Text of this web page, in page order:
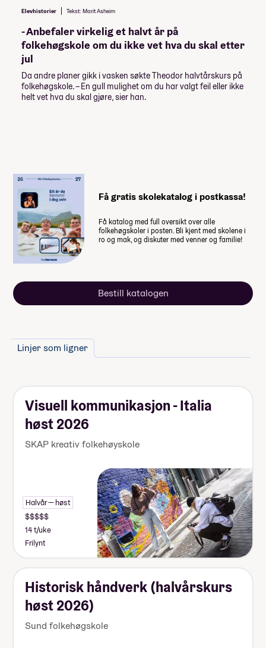
Beach & Volleyball, haust 2026
Volleyball Adventure, haust 2026
E-sport Aktiv, haust 2026
Volleyball Adventure, vår 2027
E-sport Aktiv, vår 2027
Beach & Volleyball, vår 2027
Lån og stipend
Stipend fra Lånekassen
Studiestøtten for neste år vedtas av
Stortinget i desember, ny beløp for
studiestøtte legges inn etter det.
Summen du må dekke selv
66 200,-
Når du takker ja til skoleplassen må du
betale et administrasjonsgebyr. Resten av
summen betaler du månedsvis gjennom
Elevhistorier Tekst: Marit Asheim
- Anbefaler virkelig et halvt år på
folkehøgskole om du ikke vet hva du skal etter
jul
Da andre planer gikk i vasken søkte Theodor halvtårskurs på
folkehøgskole. – En gull mulighet om du har valgt feil eller ikke
helt vet hva du skal gjøre, sier han.
Få gratis skolekatalog i postkassa!
Få katalog med full oversikt over alle
folkehøgskoler i posten. Bli kjent med skolene i
ro og mak, og diskuter med venner og familie!
Bestill katalogen
Linjer som ligner
Visuell kommunikasjon - Italia
høst 2026
SKAP kreativ folkehøyskole
Halvår — høst
14 t/uke
Frilynt
Historisk håndverk (halvårskurs
høst 2026)
Sund folkehøgskole